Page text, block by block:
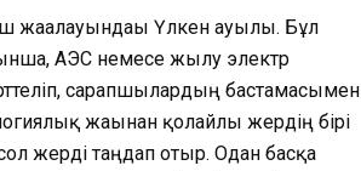
жағалауындағы Үлкен ауылы. Бұл
АЭС немесе жылу электр
сарапшылардың бастамасымен
жағынан қолайлы жердің бірі
жерді таңдап отыр. Одан басқа